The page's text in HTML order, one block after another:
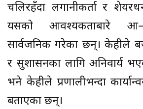
चलिरहँदा लगानीकर्ता र
यसको आवश्यकताबारे
सार्वजनिक गरेका छन्। केहीले
र सुशासनका लागि अनिवार्य
भने केहीले प्रणालीभन्दा
बताएका छन्।